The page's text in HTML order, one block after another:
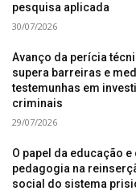
pesquisa aplicada
30/07/2026
Avanço da perícia
supera barreiras e
testemunhas em
criminais
29/07/2026
O papel da educação e
pedagogia na
social do sistema